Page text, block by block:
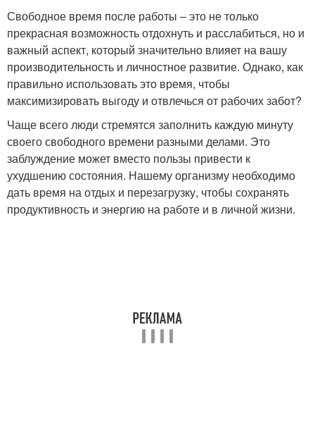
Свободное время после работы – это не только
прекрасная возможность отдохнуть и расслабиться, но и
важный аспект, который значительно влияет на вашу
производительность и личностное развитие. Однако, как
правильно использовать это время, чтобы
максимизировать выгоду и отвлечься от рабочих забот?
Чаще всего люди стремятся заполнить каждую минуту
своего свободного времени разными делами. Это
заблуждение может вместо пользы привести к
ухудшению состояния. Нашему организму необходимо
дать время на отдых и перезагрузку, чтобы сохранять
продуктивность и энергию на работе и в личной жизни.